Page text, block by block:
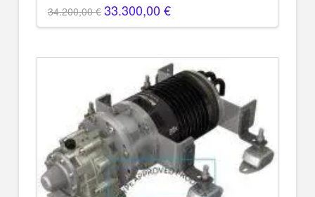
34.200,00€ Original
price
was:
33.300,00€Η
τρέχουσα
τιμή